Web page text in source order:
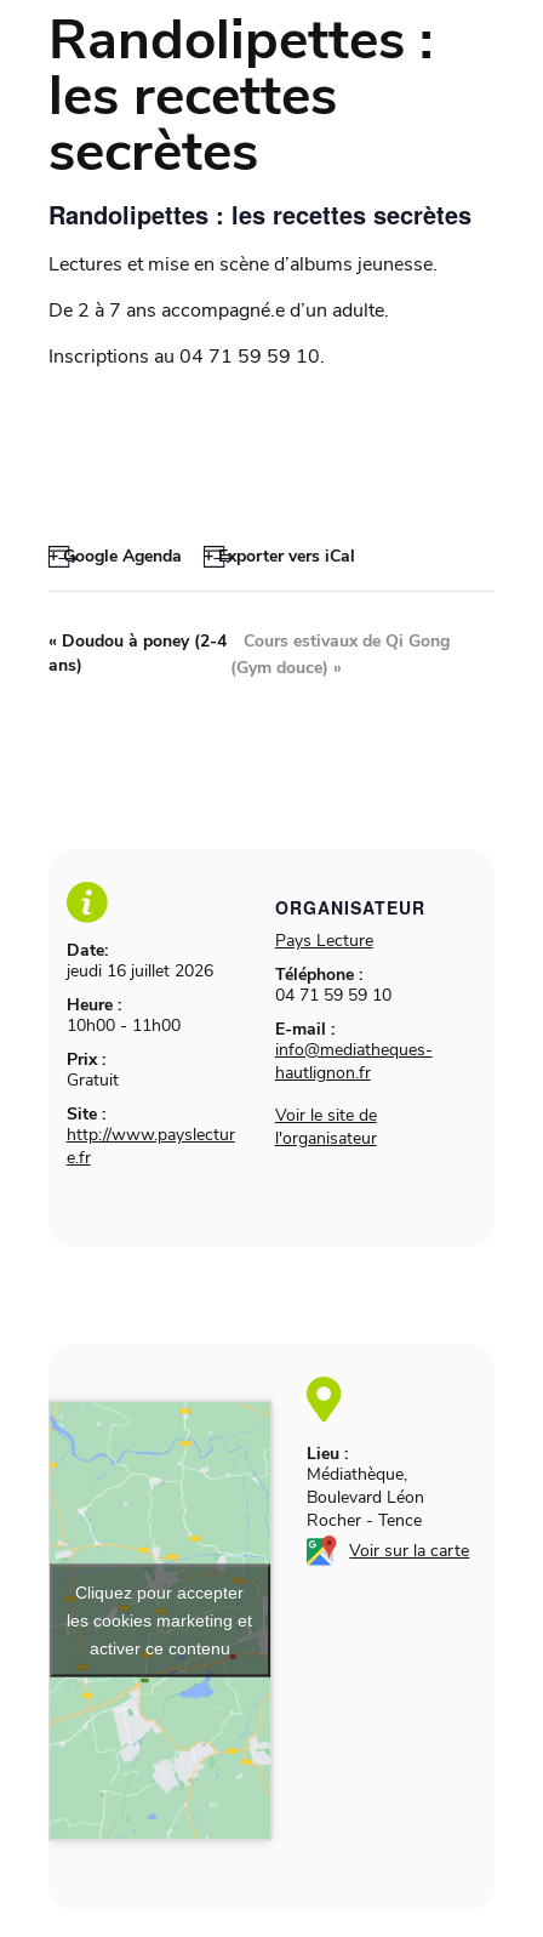
Randolipettes :
les recettes
secrètes
Randolipettes : les recettes secrètes
Lectures et mise en scène d’albums jeunesse.
De 2 à 7 ans accompagné.e d’un adulte.
Inscriptions au 04 71 59 59 10.
+ Google Agenda + Exporter vers iCal
Date:
jeudi 16 juillet 2026
Heure :
10h00 - 11h00
Prix :
Gratuit
Site :
http://www.payslectur
e.fr
ORGANISATEUR
Pays Lecture
Téléphone :
04 71 59 59 10
E-mail :
info@mediatheques-
hautlignon.fr
Voir le site de
l'organisateur
Lieu :
Médiathèque,
Boulevard Léon
Rocher -Tence
Voir sur la carte
Cliquez pour accepter
les cookies marketing et
activer ce contenu
« Doudou à poney (2-4
ans)
Cours estivaux de Qi Gong
(Gym douce) »